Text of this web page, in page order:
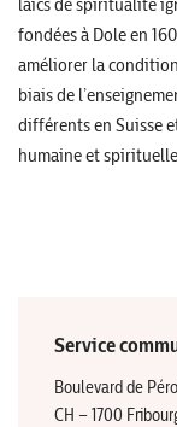
fondées à Dole en
améliorer la
biais de
différents en Suisse
humaine et
Service
Boulevard de
CH – 1700